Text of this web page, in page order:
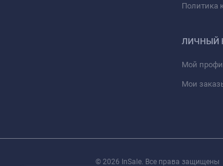
Политика
ЛИЧНЫЙ
Мой
Мои
© 2026 InSale. Все права защищены